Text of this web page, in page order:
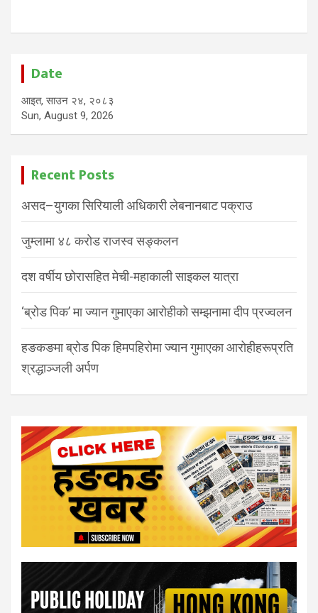
Date
आइत, साउन २४, २०८३
Sun, August 9, 2026
Recent Posts
असद–युगका सिरियाली अधिकारी लेबनानबाट पक्राउ
जुम्लामा ४८ करोड राजस्व सङ्कलन
दश वर्षीय छोरासहित मेची-महाकाली साइकल यात्रा
‘ब्रोड पिक’ मा ज्यान गुमाएका आरोहीको सम्झनामा दीप प्रज्वलन
हङकङमा ब्रोड पिक हिमपहिरोमा ज्यान गुमाएका आरोहीहरूप्रति
श्रद्धाञ्जली अर्पण